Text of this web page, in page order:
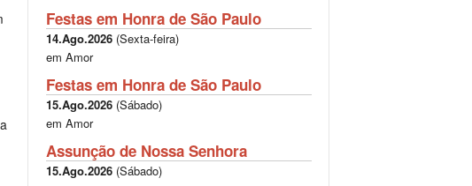
Festas em Honra de São Paulo
14.Ago.2026(Sexta-feira)
em Amor
Festas em Honra de São Paulo
15.Ago.2026(Sábado)
em Amor
Assunção de Nossa Senhora
15.Ago.2026(Sábado)